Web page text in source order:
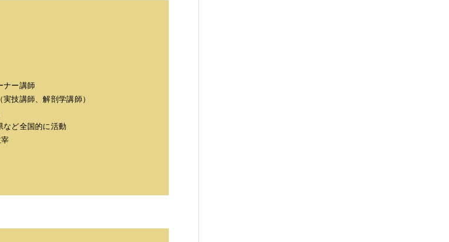
ナー講師
技講師、解剖学講師）
など全国的に活動